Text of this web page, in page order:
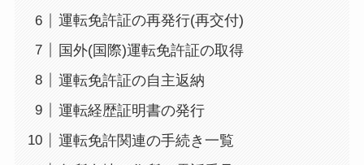
運転免許証の再発行(再交付)
国外(国際)運転免許証の取得
運転免許証の自主返納
運転経歴証明書の発行
運転免許関連の手続き一覧